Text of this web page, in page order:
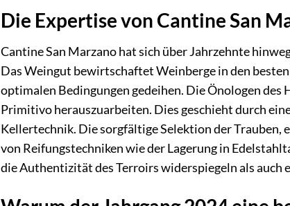
Die Expertise von Cantine San
Cantine San Marzano hat sich über Jahrzehnte
Das Weingut bewirtschaftet Weinberge in den
optimalen Bedingungen gedeihen. Die Önologen
Primitivo herauszuarbeiten. Dies geschieht durch
Kellertechnik. Die sorgfältige Selektion der Trauben,
von Reifungstechniken wie der Lagerung in
die Authentizität des Terroirs widerspiegeln als auch